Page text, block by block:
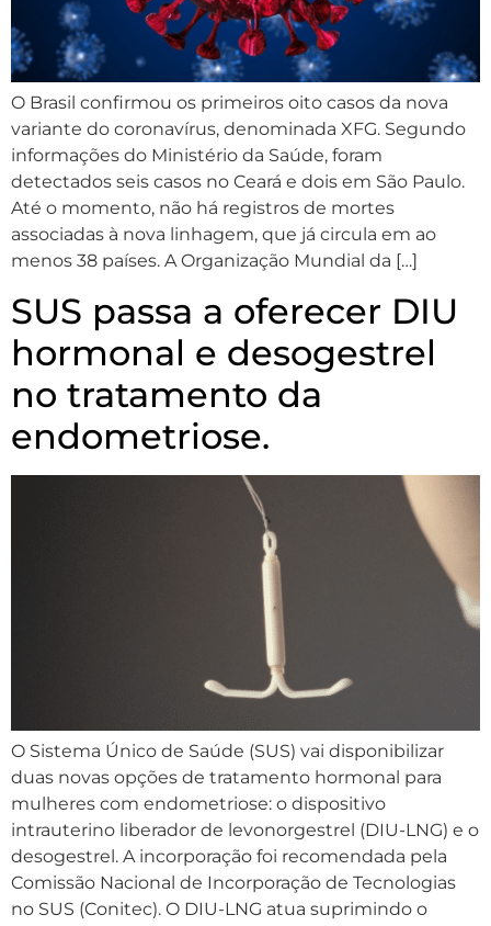
O Brasil confirmou os primeiros oito casos da nova
variante do coronavírus, denominada XFG. Segundo
informações do Ministério da Saúde, foram
detectados seis casos no Ceará e dois em São Paulo.
Até o momento, não há registros de mortes
associadas à nova linhagem, que já circula em ao
menos 38 países. A Organização Mundial da […]
SUS passa a oferecer DIU
hormonal e desogestrel
no tratamento da
endometriose.
O Sistema Único de Saúde (SUS) vai disponibilizar
duas novas opções de tratamento hormonal para
mulheres com endometriose: o dispositivo
intrauterino liberador de levonorgestrel (DIU-LNG) e o
desogestrel. A incorporação foi recomendada pela
Comissão Nacional de Incorporação de Tecnologias
no SUS (Conitec). O DIU-LNG atua suprimindo o